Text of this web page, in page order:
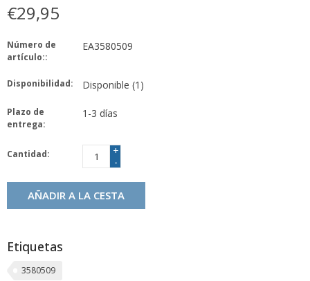
€29,95
Número de
artículo::
EA3580509
Disponibilidad: Disponible (1)
Plazo de
entrega:
1-3 días
Cantidad:
+
-
AÑADIR A LA CESTA
Etiquetas
3580509